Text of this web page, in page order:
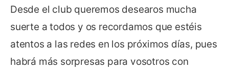
Desde el club queremos desearos mucha
suerte a todos y os recordamos que estéis
atentos a las redes en los próximos días, pues
habrá más sorpresas para vosotros con